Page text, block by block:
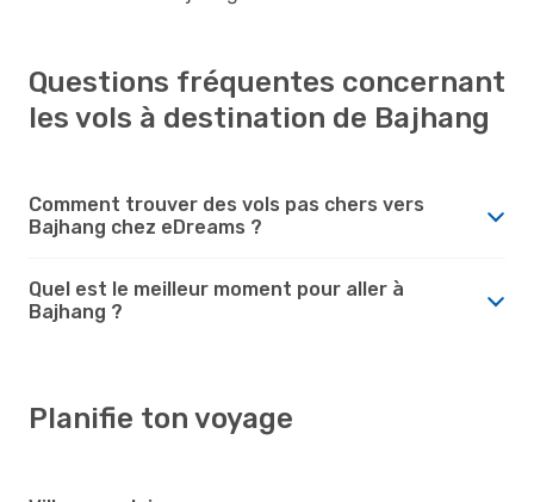
Questions fréquentes concernant
les vols à destination de Bajhang
Comment trouver des vols pas chers vers
Bajhang chez eDreams ?
Quel est le meilleur moment pour aller à
Bajhang ?
Planifie ton voyage